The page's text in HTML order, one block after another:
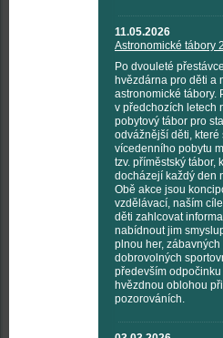
11.05.2026
Astronomické tábory
Po dvouleté
hvězdárna pro děti a
astronomické tábory.
v předchozích letech
pobytový tábor pro
odvážnější děti, které
vícedenního pobytu
tzv. příměstský tábor,
docházejí každý den
Obě akce jsou
vzdělávací, naším
děti zahlcovat
nabídnout jim
plnou her, zábavných
dobrovolných
především odpočinku
hvězdnou oblohou
pozorováních.